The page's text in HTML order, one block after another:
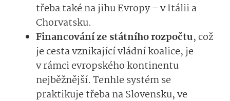
třeba také na jihu Evropy – v Itálii a
Chorvatsku.
Financování ze státního rozpočtu, což
je cesta vznikající vládní koalice, je
v rámci evropského kontinentu
nejběžnější. Tenhle systém se
praktikuje třeba na Slovensku, ve